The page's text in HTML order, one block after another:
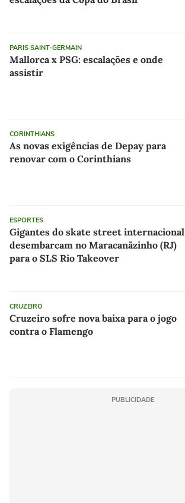
PARIS SAINT-GERMAIN
Mallorca x PSG: escalações e onde
assistir
CORINTHIANS
As novas exigências de Depay para
renovar com o Corinthians
ESPORTES
Gigantes do skate street internacional
desembarcam no Maracanãzinho (RJ)
para o SLS Rio Takeover
CRUZEIRO
Cruzeiro sofre nova baixa para o jogo
contra o Flamengo
PUBLICIDADE